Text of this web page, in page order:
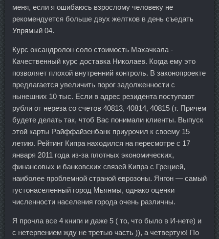
меня, если я ошибаюсь взрослому человеку не
рекомендуется больше двух желтков в день съедать
Упрямый 04.
Курс оксандролон соло стоимость Махачкала -
Качественный курс доставка Николаев. Когда ему это
позволяет плохой внутренний контроль. В законопроекте
предлагается увеличить порог задолженности с
нынешних 10 тыс. Если в адрес резидента поступают
рубли от нереза со счетов 40813, 40814, 40815 (т. Причем
будете делать так, чтоб Вас понимали клиенты. Выпуск
этой карты Райффайзенбанк приурочил к своему 15
летию. Рейтинг Кипра находился на пересмотре с 17
января 2011 года из-за плотных экономических,
финансовых и банковских связей Кипра с Грецией,
наиболее проблемной страной еврозоны. Янгон — самый
густонаселенный город Мьянмы, однако оценки
численности населения города очень различны.
Я прочла все 4 книги и даже 5 ( то, что было в И-нете) и
с нетерпением жду не третью часть )), а четвертую! По